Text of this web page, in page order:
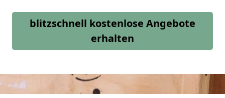
blitzschnell kostenlose Angebote
erhalten